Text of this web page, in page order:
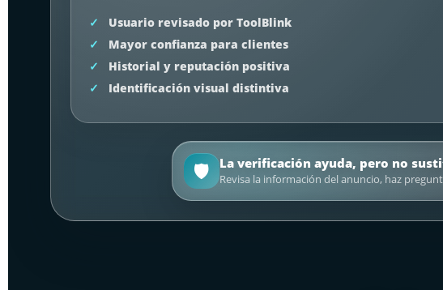
Usuario revisado por ToolBlink
Mayor confianza para clientes
Historial y reputación positiva
Identificación visual distintiva
🛡️ La verificación ayuda, pero no
Revisa la información del anuncio, haz